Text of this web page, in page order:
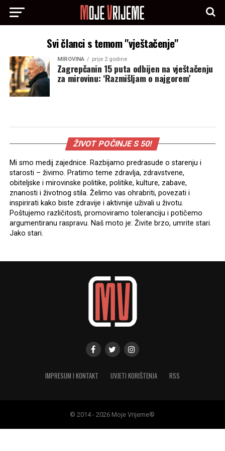
Svi članci s temom "vještačenje"
MIROVINA prije 2 godine
Zagrepčanin 15 puta odbijen na vještačenju
za mirovinu: ‘Razmišljam o najgorem’
ŽIVOT POČINJE S 50!
Mi smo medij zajednice. Razbijamo predrasude o starenju i
starosti – živimo. Pratimo teme zdravlja, zdravstvene,
obiteljske i mirovinske politike, politike, kulture, zabave,
znanosti i životnog stila. Želimo vas ohrabriti, povezati i
inspirirati kako biste zdravije i aktivnije uživali u životu.
Poštujemo različitosti, promoviramo toleranciju i potičemo
argumentiranu raspravu. Naš moto je: Živite brzo, umrite stari.
Jako stari.
IMPRESUM I KONTAKT UVJETI KORIŠTENJA RSS
© 2014 - 2026 Moje Vrijeme®